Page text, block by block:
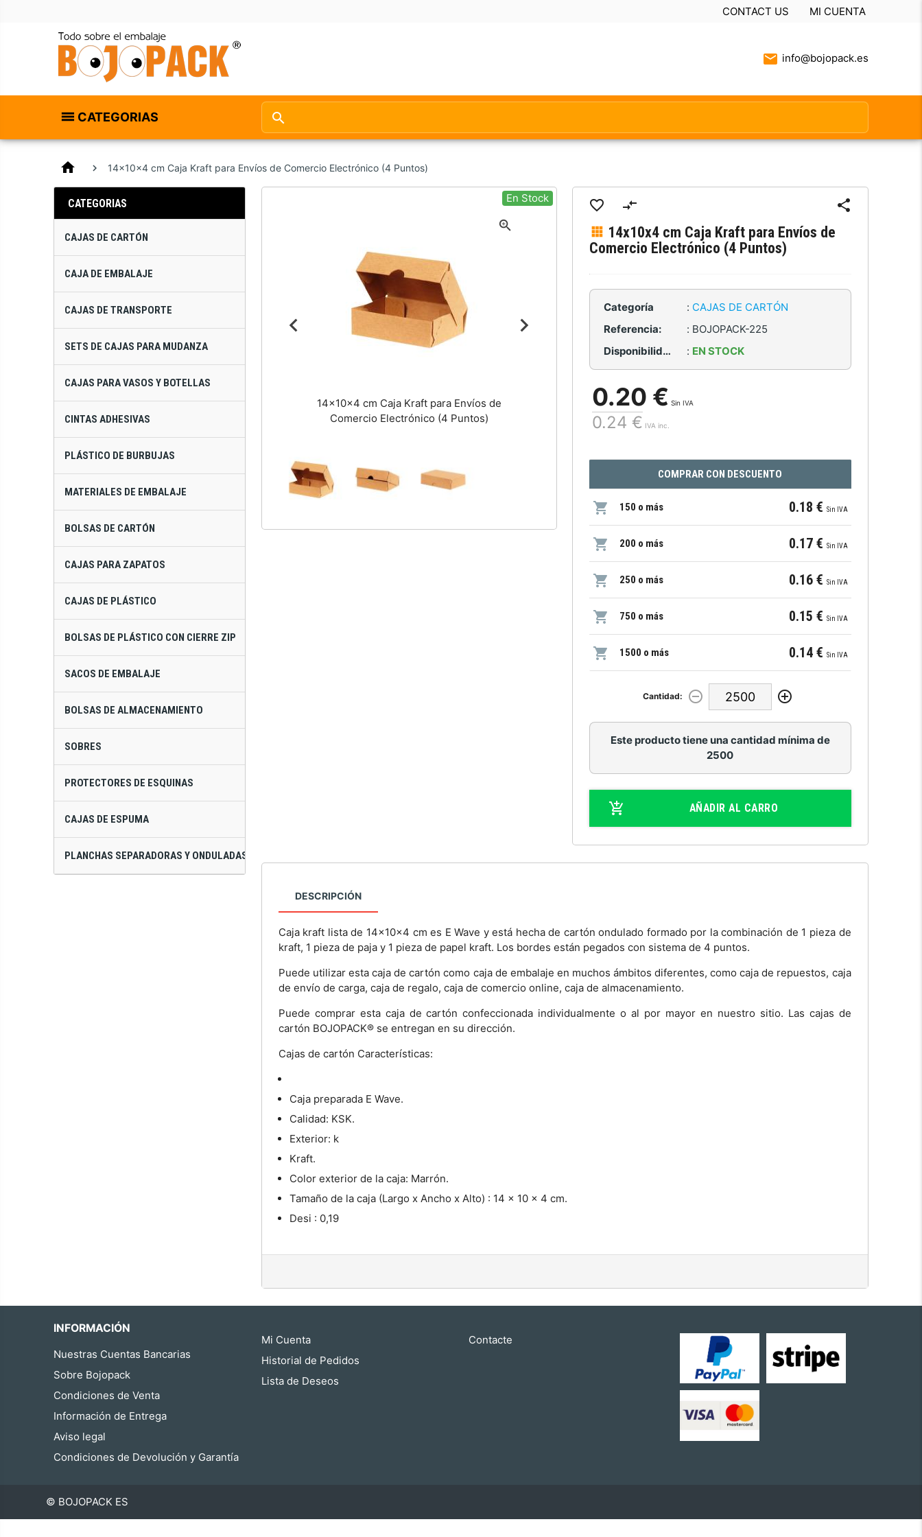
CONTACT US MI CUENTA
info@bojopack.es
CATEGORIAS
home 14x10x4 cm Caja Kraft para Envíos de Comercio Electrónico (4 Puntos)
CATEGORIAS
CAJAS DE CARTÓN
CAJA DE EMBALAJE
CAJAS DE TRANSPORTE
SETS DE CAJAS PARA MUDANZA
CAJAS PARA VASOS Y BOTELLAS
CINTAS ADHESIVAS
PLÁSTICO DE BURBUJAS
MATERIALES DE EMBALAJE
BOLSAS DE CARTÓN
CAJAS PARA ZAPATOS
CAJAS DE PLÁSTICO
BOLSAS DE PLÁSTICO CON CIERRE ZIP
SACOS DE EMBALAJE
BOLSAS DE ALMACENAMIENTO
SOBRES
PROTECTORES DE ESQUINAS
CAJAS DE ESPUMA
PLANCHAS SEPARADORAS Y ONDULADAS
En Stock
14x10x4 cm Caja Kraft para Envíos de
Comercio Electrónico (4 Puntos)
14x10x4 cm Caja Kraft para Envíos de
Comercio Electrónico (4 Puntos)
Categoría : CAJAS DE CARTÓN
Referencia:
: BOJOPACK-225
Disponibilidad:
: EN STOCK
0.20 € Sin IVA
0.24 € IVA inc.
COMPRAR CON DESCUENTO
150 o más 0.18 € Sin IVA
200 o más 0.17 € Sin IVA
250 o más 0.16 € Sin IVA
750 o más 0.15 € Sin IVA
1500 o más 0.14 € Sin IVA
Cantidad:
Este producto tiene una cantidad mínima de
2500
AÑADIR AL CARRO
DESCRIPCIÓN
Caja kraft lista de 14x10x4 cm es E Wave y está hecha de cartón ondulado formado por la combinación de 1 pieza de
kraft, 1 pieza de paja y 1 pieza de papel kraft. Los bordes están pegados con sistema de 4 puntos.
Puede utilizar esta caja de cartón como caja de embalaje en muchos ámbitos diferentes, como caja de repuestos, caja
de envío de carga, caja de regalo, caja de comercio online, caja de almacenamiento.
Puede comprar esta caja de cartón confeccionada individualmente o al por mayor en nuestro sitio. Las cajas de
cartón BOJOPACK® se entregan en su dirección.
Cajas de cartón Características:
Caja preparada E Wave.
Calidad: KSK.
Exterior: k
Kraft.
Color exterior de la caja: Marrón.
Tamaño de la caja (Largo x Ancho x Alto) : 14 x 10 x 4 cm.
Desi : 0,19
INFORMACIÓN
Nuestras Cuentas Bancarias
Sobre Bojopack
Condiciones de Venta
Información de Entrega
Aviso legal
Condiciones de Devolución y Garantía
Mi Cuenta
Historial de Pedidos
Lista de Deseos
Contacte
© BOJOPACK ES